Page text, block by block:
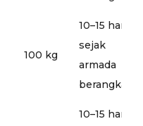
100 kg
10–15 hari
sejak
armada
berangkat
10–15 hari